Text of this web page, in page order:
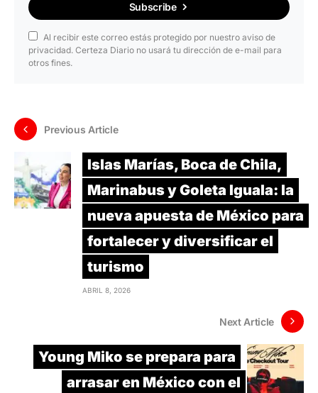
Subscribe
Al recibir este correo estás protegido por nuestro aviso de
privacidad. Certeza Diario no usará tu dirección de e-mail para
otros fines.
Previous Article
Islas Marías, Boca de Chila,
Marinabus y Goleta Iguala: la
nueva apuesta de México para
fortalecer y diversificar el
turismo
ABRIL 8, 2026
Next Article
Young Miko se prepara para
arrasar en México con el